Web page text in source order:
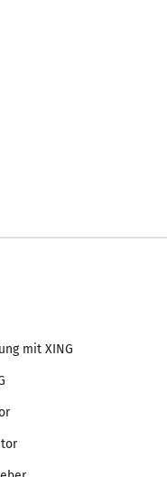
mit XING